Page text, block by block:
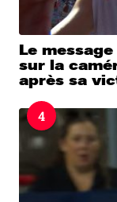
Le
sur la
après sa
4